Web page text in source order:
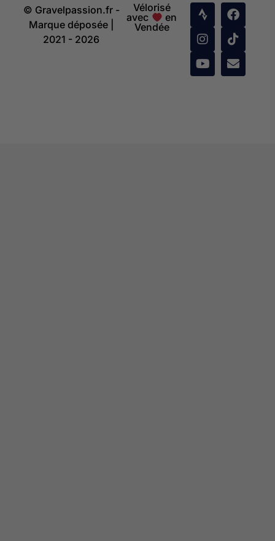
© Gravelpassion.fr -
Marque déposée |
2021 - 2026
Vélorisé
avec
en
Vendée